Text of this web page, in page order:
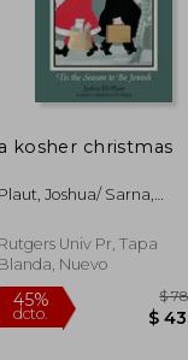
a kosher christmas
Plaut, Joshua/ Sarna,
Rutgers Univ Pr, Tapa
Blanda, Nuevo